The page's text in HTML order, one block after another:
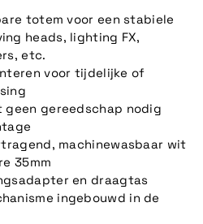
totem voor een stabiele
heads, lighting FX,
etc.
voor tijdelijke of
geen gereedschap nodig
machinewasbaar wit
35mm
en draagtas
ingebouwd in de